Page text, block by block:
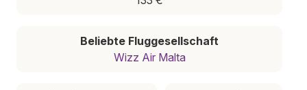
Beliebte Fluggesellschaft
Wizz Air Malta